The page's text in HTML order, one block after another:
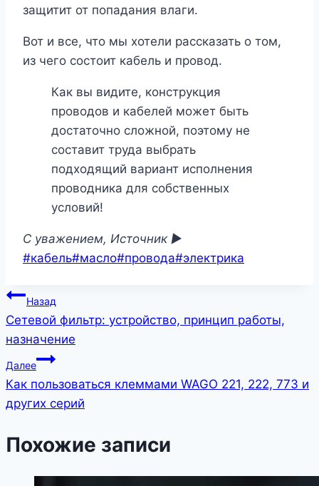
защитит от попадания влаги.
Вот и все, что мы хотели рассказать о том,
из чего состоит кабель и провод.
Как вы видите, конструкция
проводов и кабелей может быть
достаточно сложной, поэтому не
составит труда выбрать
подходящий вариант исполнения
проводника для собственных
условий!
C уважением, Источник ►
Метки
#кабель#масло#провода#электрика
Навигация
по
записям
Назад
Сетевой фильтр: устройство, принцип работы,
назначение
Далее
Как пользоваться клеммами WAGO 221, 222, 773 и
других серий
Похожие записи